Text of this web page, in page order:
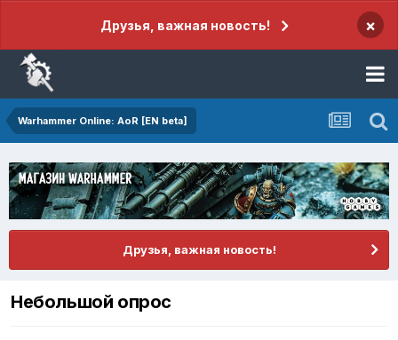
Друзья, важная новость! ×
Warhammer Online: AoR [EN beta]
Друзья, важная новость!
Небольшой опрос